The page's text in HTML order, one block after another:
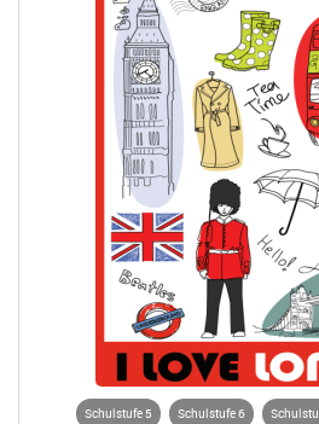
Schulstufe 5 Schulstufe 6